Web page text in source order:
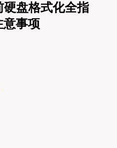
硬盘格式化全指
意事项